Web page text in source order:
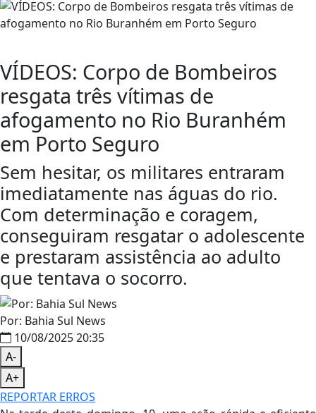
VÍDEOS: Corpo de Bombeiros
resgata três vítimas de
afogamento no Rio Buranhém
em Porto Seguro
Sem hesitar, os militares entraram
imediatamente nas águas do rio.
Com determinação e coragem,
conseguiram resgatar o adolescente
e prestaram assistência ao adulto
que tentava o socorro.
Por: Bahia Sul News
10/08/2025 20:35
A-
A+
REPORTAR ERROS